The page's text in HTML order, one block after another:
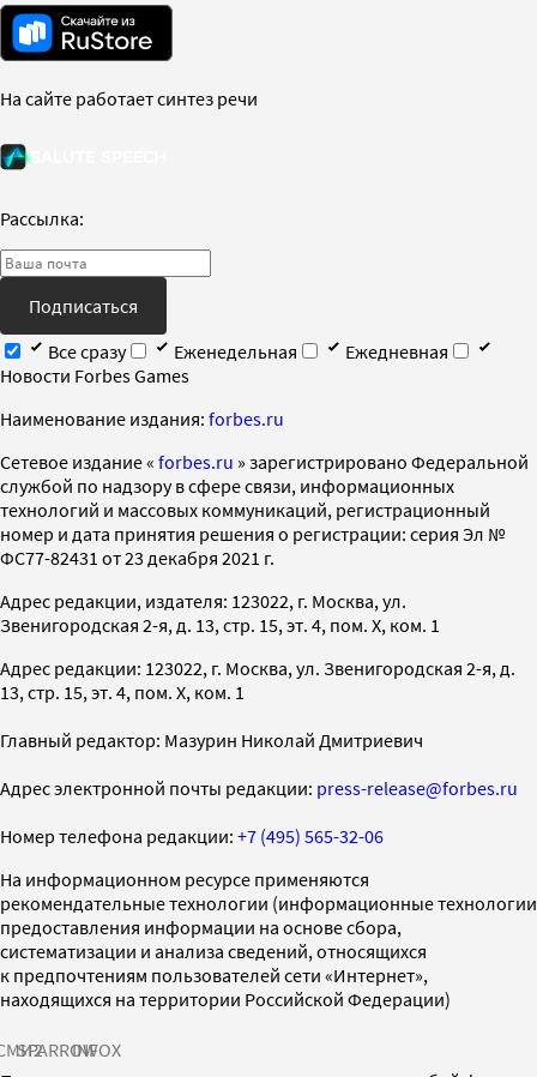
На сайте работает синтез речи
Рассылка:
Подписаться
Все сразу
Еженедельная
Ежедневная
Новости Forbes Games
Наименование издания: forbes.ru
Cетевое издание « forbes.ru » зарегистрировано Федеральной
службой по надзору в сфере связи, информационных
технологий и массовых коммуникаций, регистрационный
номер и дата принятия решения о регистрации: серия Эл №
ФС77-82431 от 23 декабря 2021 г.
Адрес редакции, издателя: 123022, г. Москва, ул.
Звенигородская 2-я, д. 13, стр. 15, эт. 4, пом. X, ком. 1
Адрес редакции: 123022, г. Москва, ул. Звенигородская 2-я, д.
13, стр. 15, эт. 4, пом. X, ком. 1
Главный редактор: Мазурин Николай Дмитриевич
Адрес электронной почты редакции: press-release@forbes.ru
Номер телефона редакции: +7 (495) 565-32-06
На информационном ресурсе применяются
рекомендательные технологии (информационные технологии
предоставления информации на основе сбора,
систематизации и анализа сведений, относящихся
к предпочтениям пользователей сети «Интернет»,
находящихся на территории Российской Федерации)
SPARROWINFOX